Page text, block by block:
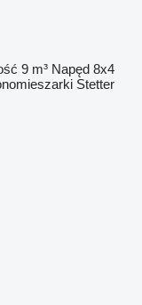
9 m³ Napęd 8x4
Stetter